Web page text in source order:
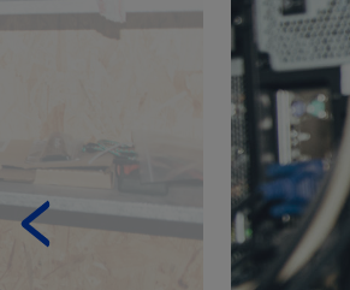
Previous